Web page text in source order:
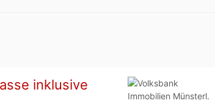
inklusive